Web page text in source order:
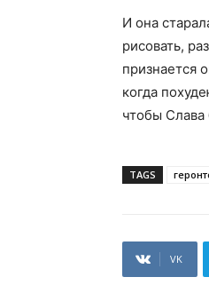
И она
рисовать,
признается
когда
чтобы
TAGS
VK